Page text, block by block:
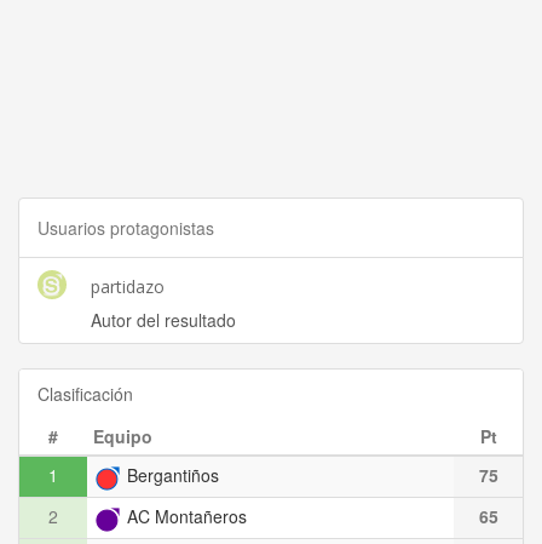
Usuarios protagonistas
partidazo
Autor del resultado
Clasificación
#
Equipo
Pt
1
Bergantiños
75
2
AC Montañeros
65